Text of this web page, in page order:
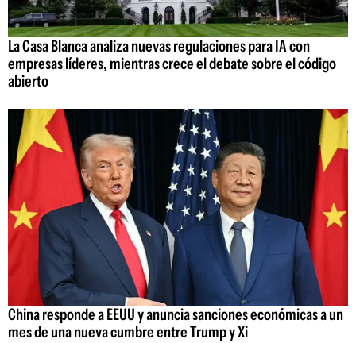
La Casa Blanca analiza nuevas regulaciones para IA con
empresas líderes, mientras crece el debate sobre el código
abierto
China responde a EEUU y anuncia sanciones económicas a un
mes de una nueva cumbre entre Trump y Xi